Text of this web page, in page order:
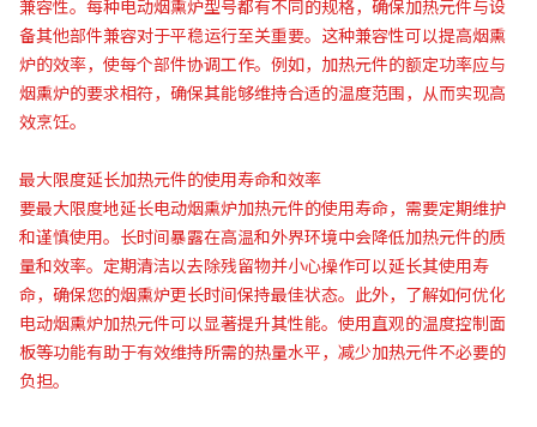
兼容性。每种电动烟熏炉型号都有不同的规格，确保加热元件与设
备其他部件兼容对于平稳运行至关重要。这种兼容性可以提高烟熏
炉的效率，使每个部件协调工作。例如，加热元件的额定功率应与
烟熏炉的要求相符，确保其能够维持合适的温度范围，从而实现高
效烹饪。
最大限度延长加热元件的使用寿命和效率
要最大限度地延长电动烟熏炉加热元件的使用寿命，需要定期维护
和谨慎使用。长时间暴露在高温和外界环境中会降低加热元件的质
量和效率。定期清洁以去除残留物并小心操作可以延长其使用寿
命，确保您的烟熏炉更长时间保持最佳状态。此外，了解如何优化
电动烟熏炉加热元件可以显著提升其性能。使用直观的温度控制面
板等功能有助于有效维持所需的热量水平，减少加热元件不必要的
负担。